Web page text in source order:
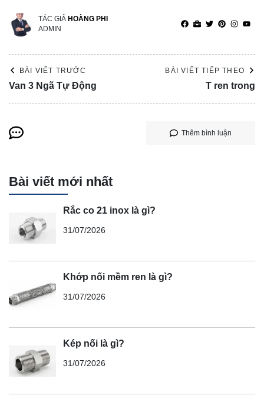
TÁC GIẢ HOÀNG PHI
ADMIN
BÀI VIẾT TRƯỚC
Van 3 Ngã Tự Động
BÀI VIẾT TIẾP THEO
T ren trong
Thêm bình luận
Bài viết mới nhất
Rắc co 21 inox là gì?
31/07/2026
Khớp nối mềm ren là gì?
31/07/2026
Kép nối là gì?
31/07/2026